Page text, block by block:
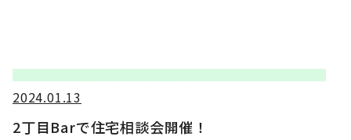
2024.01.13
2丁目Barで住宅相談会開催！